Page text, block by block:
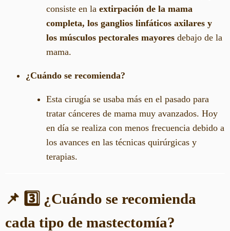
consiste en la extirpación de la mama
completa, los ganglios linfáticos axilares y
los músculos pectorales mayores debajo de la
mama.
¿Cuándo se recomienda?
Esta cirugía se usaba más en el pasado para
tratar cánceres de mama muy avanzados. Hoy
en día se realiza con menos frecuencia debido a
los avances en las técnicas quirúrgicas y
terapias.
📌 3️⃣ ¿Cuándo se recomienda
cada tipo de mastectomía?